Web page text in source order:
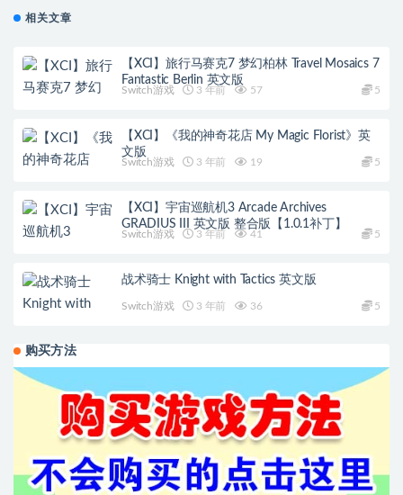
相关文章
【XCI】旅行马赛克7 梦幻柏林 Travel Mosaics 7
Fantastic Berlin 英文版
Switch游戏 3 年前 57 5
【XCI】《我的神奇花店 My Magic Florist》英
文版
Switch游戏 3 年前 19 5
【XCI】宇宙巡航机3 Arcade Archives
GRADIUS III 英文版 整合版【1.0.1补丁】
Switch游戏 3 年前 41 5
战术骑士 Knight with Tactics 英文版
Switch游戏 3 年前 36 5
购买方法